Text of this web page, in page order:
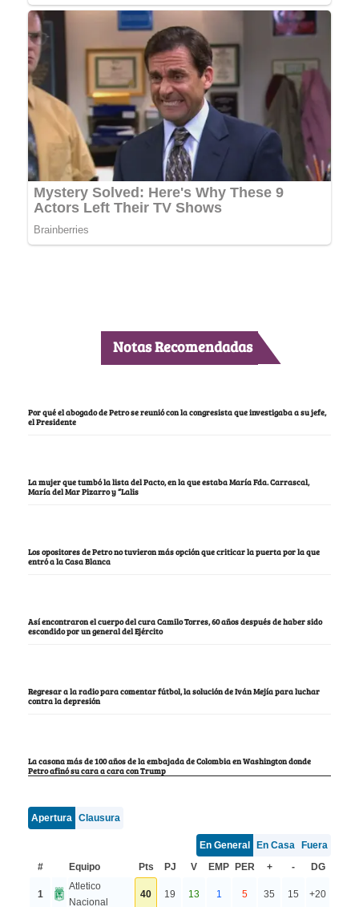
Notas Recomendadas
Por qué el abogado de Petro se reunió con la congresista que investigaba a su jefe,
el Presidente
La mujer que tumbó la lista del Pacto, en la que estaba María Fda. Carrascal,
María del Mar Pizarro y “Lalis
Los opositores de Petro no tuvieron más opción que criticar la puerta por la que
entró a la Casa Blanca
Así encontraron el cuerpo del cura Camilo Torres, 60 años después de haber sido
escondido por un general del Ejército
Regresar a la radio para comentar fútbol, la solución de Iván Mejía para luchar
contra la depresión
La casona más de 100 años de la embajada de Colombia en Washington donde
Petro afinó su cara a cara con Trump
Apertura Clausura
En General En Casa
Fuera
#
Equipo Pts PJ V EMP PER + - DG
1
Atletico
Nacional
40 19 13 1 5 35 15 +20